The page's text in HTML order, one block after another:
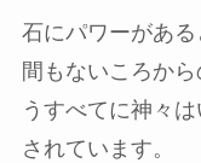
石にパワーがあ
間もないころか
うすべてに神々
されています。